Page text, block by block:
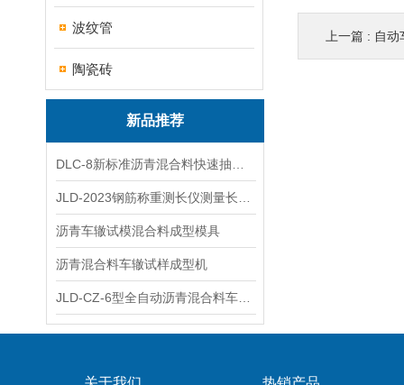
波纹管
陶瓷砖
新品推荐
沥青车辙试模混合料成型模具
沥青混合料车辙试样成型机
上一篇 : 自动